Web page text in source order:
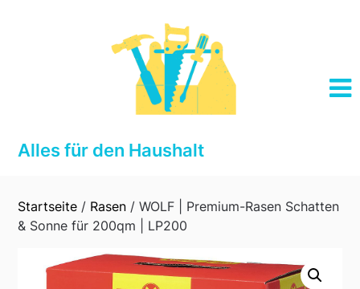
Alles für den Haushalt
Startseite / Rasen / WOLF | Premium-Rasen Schatten
& Sonne für 200qm | LP200